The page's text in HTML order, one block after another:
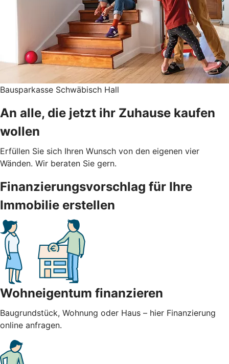
Bausparkasse Schwäbisch Hall
An alle, die jetzt ihr Zuhause kaufen
wollen
Erfüllen Sie sich Ihren Wunsch von den eigenen vier
Wänden. Wir beraten Sie gern.
Finanzierungsvorschlag für Ihre
Immobilie erstellen
Wohneigentum finanzieren
Baugrundstück, Wohnung oder Haus – hier Finanzierung
online anfragen.